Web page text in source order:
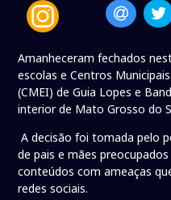
Amanheceram fechados
escolas e Centros
(CMEI) de Guia Lopes e
interior de Mato Grosso do
A decisão foi tomada pelo
de pais e mães
conteúdos com ameaças
redes sociais.